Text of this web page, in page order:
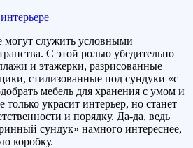
служить условными
С этой ролью убедительно
и этажерки, разрисованные
стилизованные под сундуки «с
мебель для хранения с умом и
украсит интерьер, но станет
и порядку. Да-да, ведь
сундук» намного интереснее,
коробку.